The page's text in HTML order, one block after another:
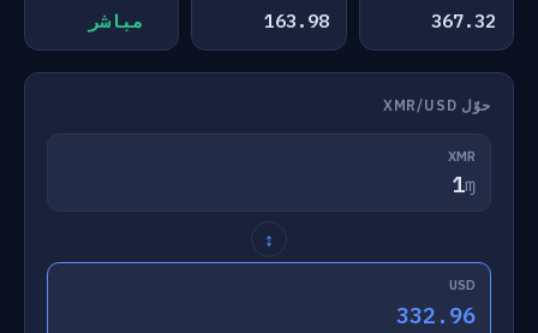
367.32
163.98 مباشر
حوّل XMR/USD
XMR
ɱ
↕
USD
332.96